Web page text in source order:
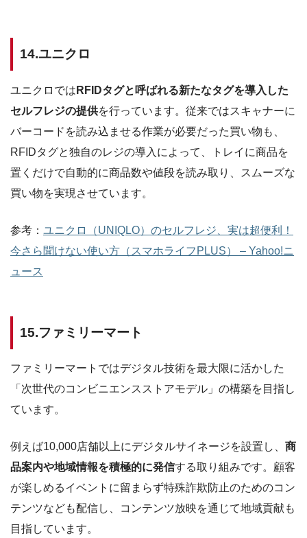
14.ユニクロ
ユニクロでは RFIDタグと呼ばれる新たなタグを導入した
セルフレジの提供を行っています。従来ではスキャナーに
バーコードを読み込ませる作業が必要だった買い物も、
RFIDタグと独自のレジの導入によって、トレイに商品を
置くだけで自動的に商品数や値段を読み取り、スムーズな
買い物を実現させています。
参考： ユニクロ（UNIQLO）のセルフレジ、実は超便利！
今さら聞けない使い方（スマホライフPLUS） – Yahoo!ニ
ュース
15.ファミリーマート
ファミリーマートではデジタル技術を最大限に活かした
「次世代のコンビニエンスストアモデル」の構築を目指し
ています。
例えば10,000店舗以上にデジタルサイネージを設置し、 商
品案内や地域情報を積極的に発信する取り組みです。顧客
が楽しめるイベントに留まらず特殊詐欺防止のためのコン
テンツなども配信し、コンテンツ放映を通じて地域貢献も
目指しています。